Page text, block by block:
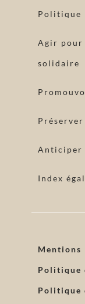
Politique
Agir pour
solidaire
Anticiper
Index
Mentions
Politique
Politique